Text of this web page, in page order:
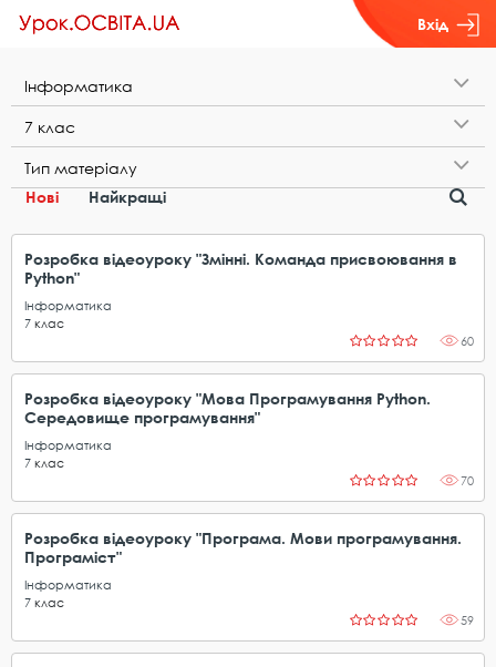
Вхід
І​н​ф​о​р​м​а​т​и​к​а
7​ ​к​л​а​с
Т​и​п​ ​м​а​т​е​р​і​а​л​у
Нові
Найкращі
Розробка відеоуроку "Змінні. Команда присвоювання в
Python"
Інформатика
7 клас
60
Розробка відеоуроку "Мова Програмування Рython.
Середовище програмування"
Інформатика
7 клас
70
Розробка відеоуроку "Програма. Мови програмування.
Програміст"
Інформатика
7 клас
59